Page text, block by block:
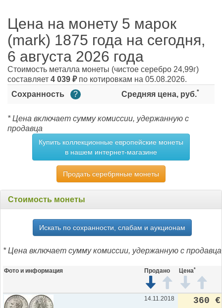
Цена на монету 5 марок
(mark) 1875 года на сегодня,
6 августа 2026 года
Стоимость металла монеты (чистое серебро 24,99г)
составляет 4 039 ₽по котировкам на 05.08.2026.
Сохранность
? Средняя цена, руб.*
* Цена включает сумму комиссии, удержанную с
продавца
Купить коллекционные европейские монеты
в нашем интернет-магазине
Продать серебряные монеты
Стоимость монеты
Искать по сохранности, слабам и аукционам
* Цена включает сумму комиссии, удержанную с продавца
Фото и информация Продано Цена*
14.11.2018 360 €